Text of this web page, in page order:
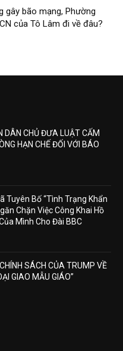
gây bão mạng, Phường
của Tô Lâm đi về đâu?
DÂN CHỦ ĐƯA LUẬT CẤM
HẠN CHẾ ĐỐI VỚI BÁO
Tuyên Bố “Tình Trạng Khẩn
Chặn Việc Công Khai Hồ
Mình Cho Đài BBC
SÁCH CỦA TRUMP VỀ
GIAO MẪU GIÁO”